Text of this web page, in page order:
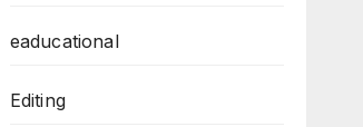
eaducational
Editing